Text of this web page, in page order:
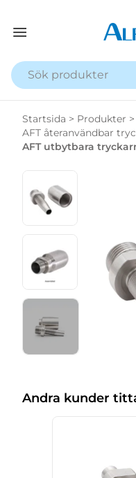
Startsida > Produkter >
AFT återanvändbar
AFT utbytbara
Andra kunder